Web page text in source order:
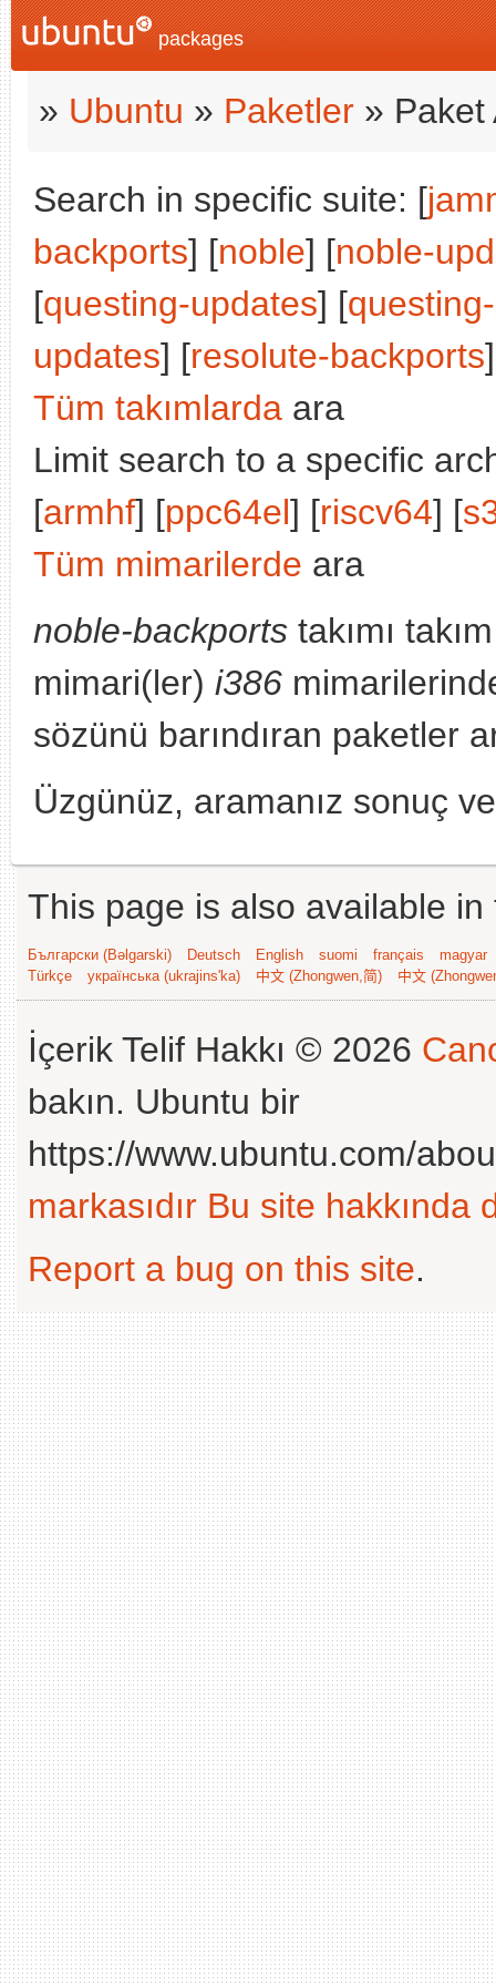
packages
» Ubuntu » Paketler » Paket
Search in specific suite: [
backports] [noble] [noble-
[questing-updates] [
updates] [resolute-backports
Tüm takımlarda ara
Limit search to a specific
[armhf] [ppc64el] [riscv64] [
Tüm mimarilerde ara
noble-backports takımı
mimari(ler) i386
sözünü barındıran paketler
Üzgünüz, aramanız sonuç
This page is also available
Български (Bəlgarski) Deutsch English suomi français
magyar
Türkçe
українська (ukrajins'ka) 中文 (Zhongwen,简) 中文
İçerik Telif Hakkı © 2026
bakın. Ubuntu bir
https://www.ubuntu.com/
markasıdır Bu site hakkında
Report a bug on this site.